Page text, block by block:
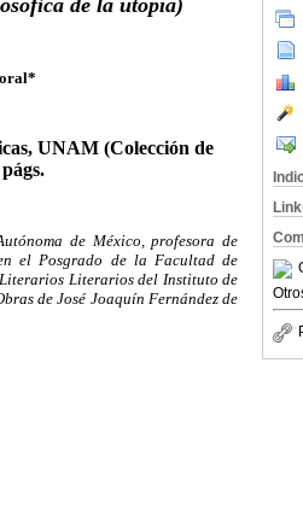
de la utopía)
UNAM (Colección de
de México, profesora de
el Posgrado de la Facultad de
Literarios del Instituto de
de José Joaquín Fernández de